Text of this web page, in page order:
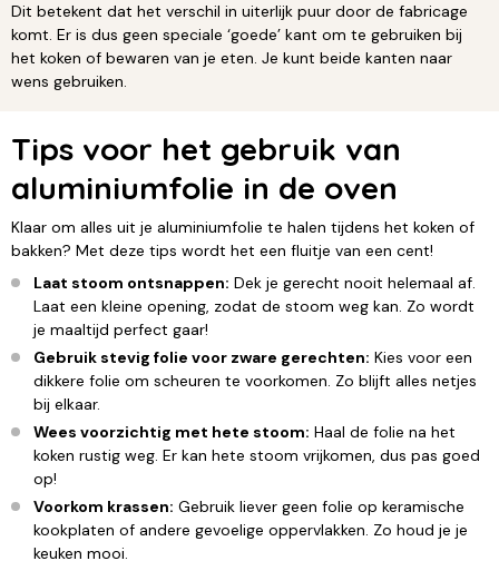
Dit betekent dat het verschil in uiterlijk puur door de fabricage
komt. Er is dus geen speciale ‘goede’ kant om te gebruiken bij
het koken of bewaren van je eten. Je kunt beide kanten naar
wens gebruiken.
Tips voor het gebruik van
aluminiumfolie in de oven
Klaar om alles uit je aluminiumfolie te halen tijdens het koken of
bakken? Met deze tips wordt het een fluitje van een cent!
Laat stoom ontsnappen: Dek je gerecht nooit helemaal af.
Laat een kleine opening, zodat de stoom weg kan. Zo wordt
je maaltijd perfect gaar!
Gebruik stevig folie voor zware gerechten: Kies voor een
dikkere folie om scheuren te voorkomen. Zo blijft alles netjes
bij elkaar.
Wees voorzichtig met hete stoom: Haal de folie na het
koken rustig weg. Er kan hete stoom vrijkomen, dus pas goed
op!
Voorkom krassen: Gebruik liever geen folie op keramische
kookplaten of andere gevoelige oppervlakken. Zo houd je je
keuken mooi.